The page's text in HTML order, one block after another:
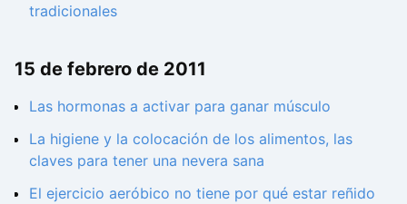
tradicionales
15 de febrero de 2011
Las hormonas a activar para ganar músculo
La higiene y la colocación de los alimentos, las
claves para tener una nevera sana
El ejercicio aeróbico no tiene por qué estar reñido